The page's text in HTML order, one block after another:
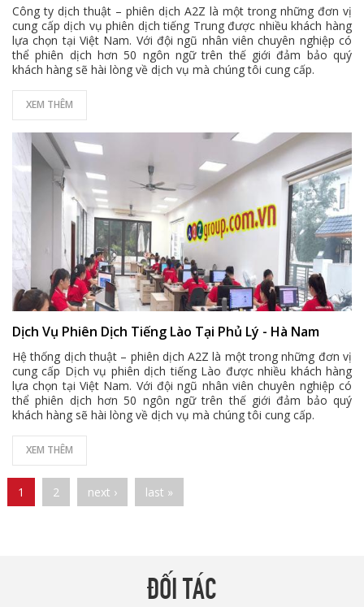
Công ty dịch thuật – phiên dịch A2Z là một trong những đơn vị
cung cấp dịch vụ phiên dịch tiếng Trung được nhiều khách hàng
lựa chọn tại Việt Nam. Với đội ngũ nhân viên chuyên nghiệp có
thể phiên dịch hơn 50 ngôn ngữ trên thế giới đảm bảo quý
khách hàng sẽ hài lòng về dịch vụ mà chúng tôi cung cấp.
XEM THÊM
Dịch Vụ Phiên Dịch Tiếng Lào Tại Phủ Lý - Hà Nam
Hệ thống dịch thuật – phiên dịch A2Z là một trong những đơn vị
cung cấp Dịch vụ phiên dịch tiếng Lào được nhiều khách hàng
lựa chọn tại Việt Nam. Với đội ngũ nhân viên chuyên nghiệp có
thể phiên dịch hơn 50 ngôn ngữ trên thế giới đảm bảo quý
khách hàng sẽ hài lòng về dịch vụ mà chúng tôi cung cấp.
XEM THÊM
Pages
1 2 next › last »
ĐỐI TÁC